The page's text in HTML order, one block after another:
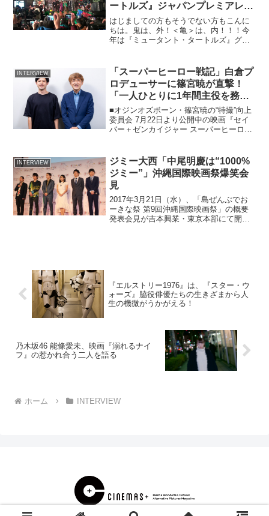
ートルズ』ジャパンプレミアレポ
ート
はじましての方もそうでない方もこんに
ちは。鬼は、外！＜亀＞は、内！！！今
年は『ミュータント・タートルズ』グリ
の豆まきを楽しみました。八雲ふみねで
す。…というコトで、八雲...
INTERVIEW
「スーパーヒーロー戦記」白倉プ
ロデューサーに篠宮暁が直撃！
「一人ひとりに1年間主役を務め
られてきた重みがある」
■オジンオズボーン・篠宮暁の“特撮”向上
委員会 7月22日より公開中の映画『セイ
バー＋ゼンカイジャー スーパーヒーロー
作品を銘打った今作の立役者である白倉
伸一郎プロ...
INTERVIEW
ジミー大西「中尾明慶は“1000%
ジミー”」沖縄国際映画祭爆笑会
見
2017年3月21日（水）、「島ぜんぶでお
ーきな祭 第9回沖縄国際映画祭」の概要
発表会見が吉本興業・東京本部にて開催
『エルストリー1976』は、『スター・ウ
ォーズ』脇役俳優たちの生きざまから人
生の機微がうかがえる！
乃木坂46 能條愛未、映画『溺れるナイ
フ』の惹かれ合う二人を語る
ホーム INTERVIEW